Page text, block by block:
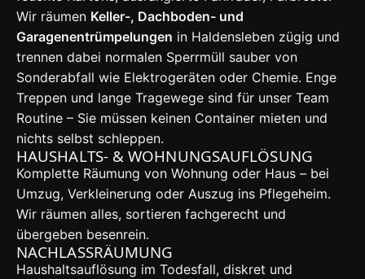
Wir räumen Keller-, Dachboden- und
Garagenentrümpelungen in Haldensleben zügig und
trennen dabei normalen Sperrmüll sauber von
Sonderabfall wie Elektrogeräten oder Chemie. Enge
Treppen und lange Tragewege sind für unser Team
Routine – Sie müssen keinen Container mieten und
nichts selbst schleppen.
HAUSHALTS- & WOHNUNGSAUFLÖSUNG
Komplette Räumung von Wohnung oder Haus – bei
Umzug, Verkleinerung oder Auszug ins Pflegeheim.
Wir räumen alles, sortieren fachgerecht und
übergeben besenrein.
NACHLASSRÄUMUNG
Haushaltsauflösung im Todesfall, diskret und